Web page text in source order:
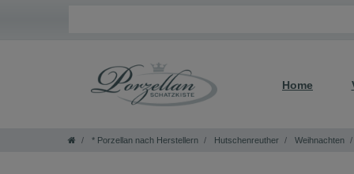
Home
* Porzellan nach Herstellern Hutschenreuther Weihnachten